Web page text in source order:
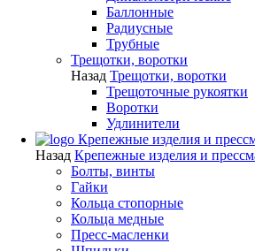
Баллонные
Радиусные
Трубные
Трещотки, воротки
Назад Трещотки, воротки
Трещоточные рукоятки
Воротки
Удлинители
Крепежные изделия и
Назад Крепежные изделия и
Болты, винты
Гайки
Кольца стопорные
Кольца медные
Пресс-масленки